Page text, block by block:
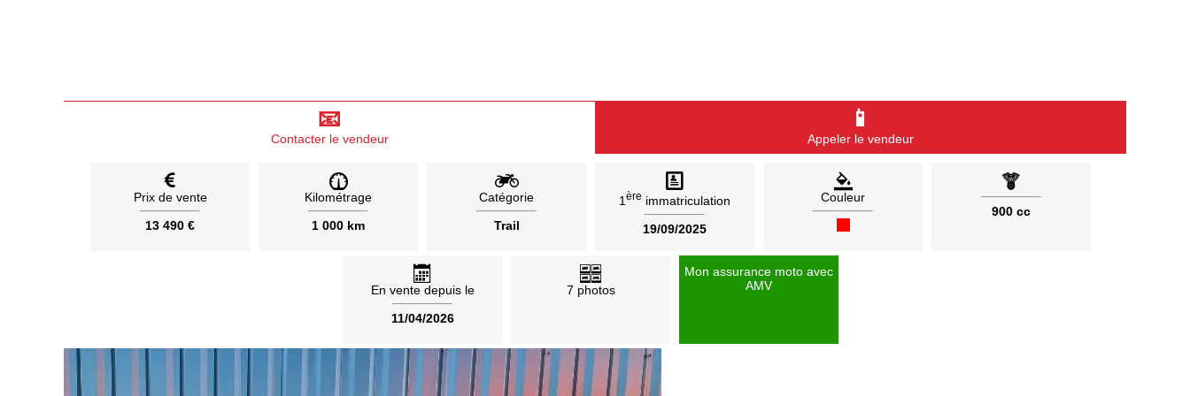
📧
Contacter le vendeur
📱
Appeler le vendeur
Prix de vente
13 490 €
Kilométrage
1 000 km
Catégorie
Trail
1 ère immatriculation
19/09/2025
Couleur
900 cc
En vente depuis le
11/04/2026
7 photos
Mon assurance moto avec
AMV